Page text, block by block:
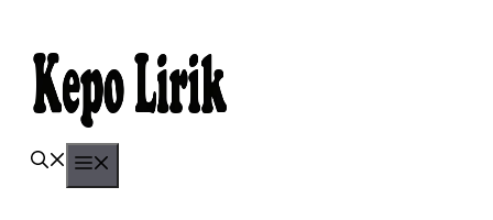
content